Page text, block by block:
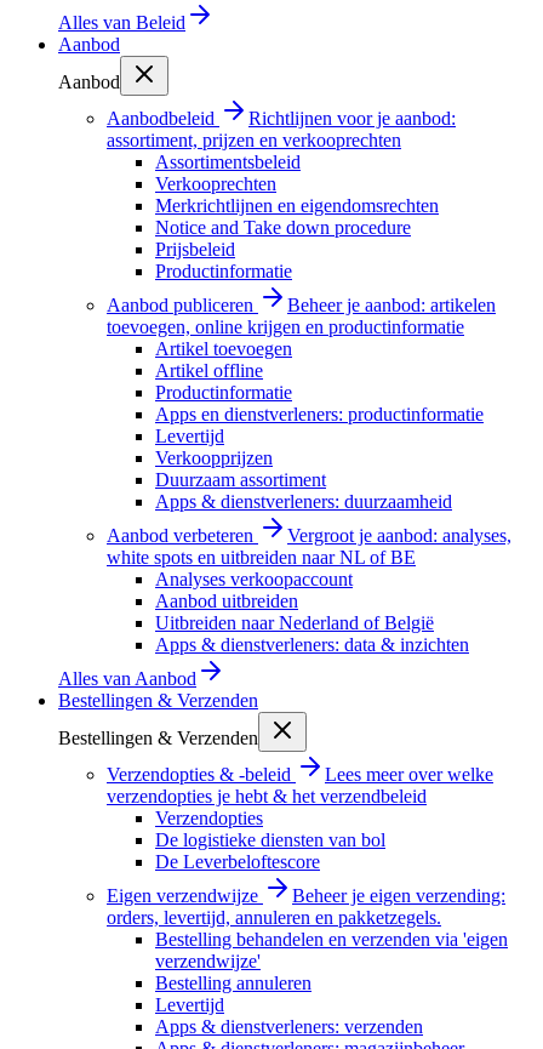
Alles van Beleid
Aanbod
Aanbod
Aanbodbeleid
Richtlijnen voor je aanbod:
assortiment, prijzen en verkooprechten
Assortimentsbeleid
Verkooprechten
Merkrichtlijnen en eigendomsrechten
Notice and Take down procedure
Prijsbeleid
Productinformatie
Aanbod publiceren
Beheer je aanbod: artikelen
toevoegen, online krijgen en productinformatie
Artikel toevoegen
Artikel offline
Productinformatie
Apps en dienstverleners: productinformatie
Levertijd
Verkoopprijzen
Duurzaam assortiment
Apps & dienstverleners: duurzaamheid
Aanbod verbeteren
Vergroot je aanbod: analyses,
white spots en uitbreiden naar NL of BE
Analyses verkoopaccount
Aanbod uitbreiden
Uitbreiden naar Nederland of België
Apps & dienstverleners: data & inzichten
Alles van Aanbod
Bestellingen & Verzenden
Bestellingen & Verzenden
Verzendopties & -beleid
Lees meer over welke
verzendopties je hebt & het verzendbeleid
Verzendopties
De logistieke diensten van bol
De Leverbeloftescore
Eigen verzendwijze
Beheer je eigen verzending:
orders, levertijd, annuleren en pakketzegels.
Bestelling behandelen en verzenden via 'eigen
verzendwijze'
Bestelling annuleren
Levertijd
Apps & dienstverleners: verzenden